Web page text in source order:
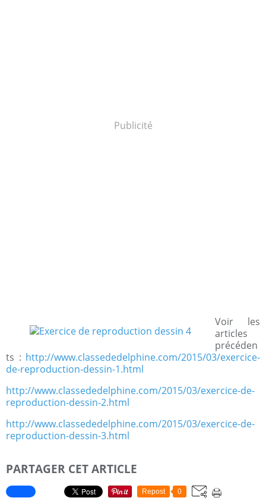
Publicité
Voir les
articles
précéden
ts : http://www.classededelphine.com/2015/03/exercice-
de-reproduction-dessin-1.html
http://www.classededelphine.com/2015/03/exercice-de-
reproduction-dessin-2.html
http://www.classededelphine.com/2015/03/exercice-de-
reproduction-dessin-3.html
PARTAGER CET ARTICLE
Repost 0